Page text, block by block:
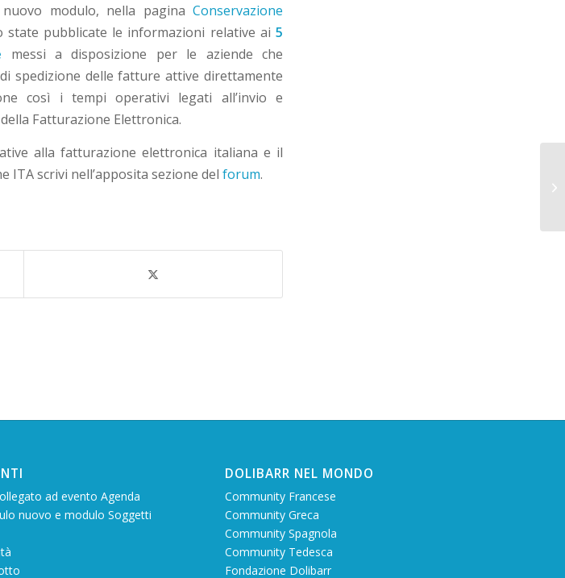
modulo, nella pagina Conservazione
state pubblicate le informazioni relative ai5
messi a disposizione per le aziende che
spedizione delle fatture attive direttamente
così i tempi operativi legati all’invio e
Fatturazione Elettronica.
alla fatturazione elettronica italiana e il
scrivi nell’apposita sezione del forum.
ad evento Agenda
nuovo e modulo Soggetti
DOLIBARR NEL MONDO
Community Francese
Community Greca
Community Spagnola
Community Tedesca
Fondazione Dolibarr